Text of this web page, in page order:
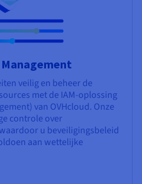
veilig en beheer de
met de IAM-oplossing
van OVHcloud. Onze
controle over
u beveiligingsbeleid
aan wettelijke